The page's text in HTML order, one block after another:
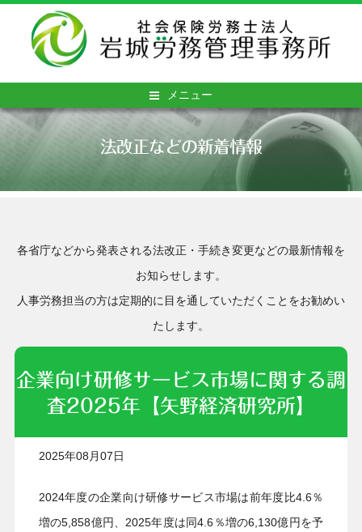
メニュー
法改正などの新着情報
各省庁などから発表される法改正・手続き変更などの最新情報を
お知らせします。
人事労務担当の方は定期的に目を通していただくことをお勧めい
たします。
企業向け研修サービス市場に関する調
査2025年【矢野経済研究所】
2025年08月07日
2024年度の企業向け研修サービス市場は前年度比4.6％
増の5,858億円、2025年度は同4.6％増の6,130億円を予